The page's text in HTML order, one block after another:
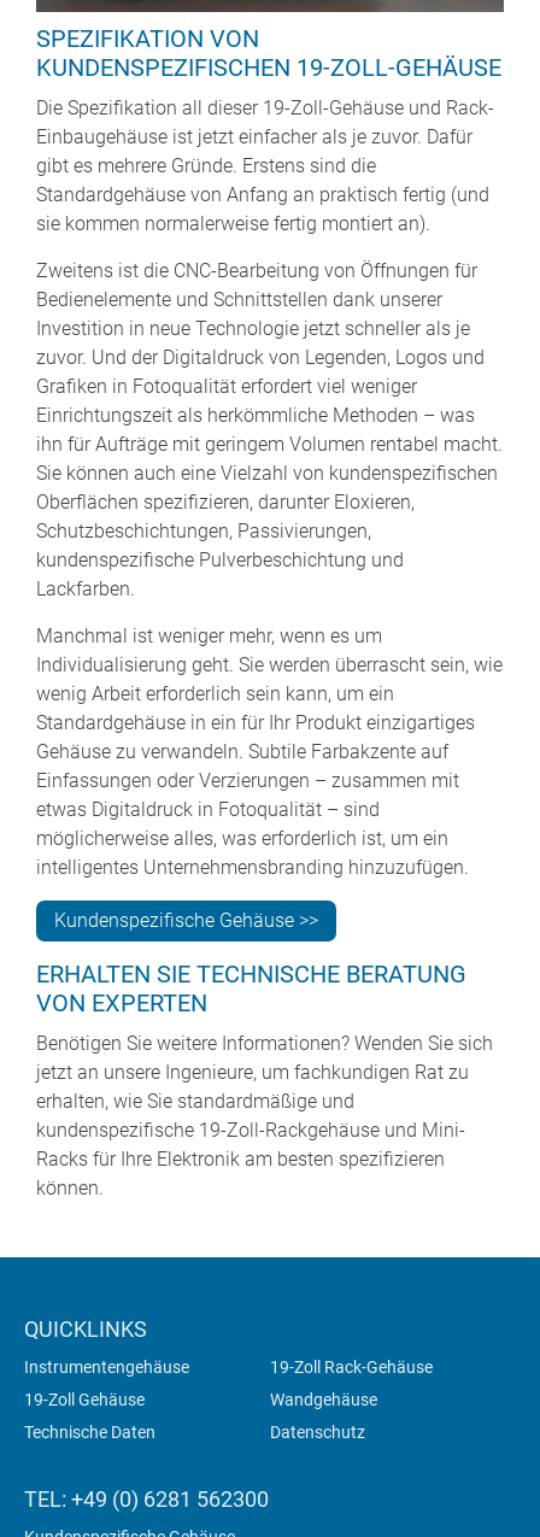
SPEZIFIKATION VON
KUNDENSPEZIFISCHEN 19-ZOLL-GEHÄUSE
Die Spezifikation all dieser 19-Zoll-Gehäuse und Rack-
Einbaugehäuse ist jetzt einfacher als je zuvor. Dafür
gibt es mehrere Gründe. Erstens sind die
Standardgehäuse von Anfang an praktisch fertig (und
sie kommen normalerweise fertig montiert an).
Zweitens ist die CNC-Bearbeitung von Öffnungen für
Bedienelemente und Schnittstellen dank unserer
Investition in neue Technologie jetzt schneller als je
zuvor. Und der Digitaldruck von Legenden, Logos und
Grafiken in Fotoqualität erfordert viel weniger
Einrichtungszeit als herkömmliche Methoden – was
ihn für Aufträge mit geringem Volumen rentabel macht.
Sie können auch eine Vielzahl von kundenspezifischen
Oberflächen spezifizieren, darunter Eloxieren,
Schutzbeschichtungen, Passivierungen,
kundenspezifische Pulverbeschichtung und
Lackfarben.
Manchmal ist weniger mehr, wenn es um
Individualisierung geht. Sie werden überrascht sein, wie
wenig Arbeit erforderlich sein kann, um ein
Standardgehäuse in ein für Ihr Produkt einzigartiges
Gehäuse zu verwandeln. Subtile Farbakzente auf
Einfassungen oder Verzierungen – zusammen mit
etwas Digitaldruck in Fotoqualität – sind
möglicherweise alles, was erforderlich ist, um ein
intelligentes Unternehmensbranding hinzuzufügen.
Kundenspezifische Gehäuse >>
ERHALTEN SIE TECHNISCHE BERATUNG
VON EXPERTEN
Benötigen Sie weitere Informationen? Wenden Sie sich
jetzt an unsere Ingenieure, um fachkundigen Rat zu
erhalten, wie Sie standardmäßige und
kundenspezifische 19-Zoll-Rackgehäuse und Mini-
Racks für Ihre Elektronik am besten spezifizieren
können.
QUICKLINKS
Instrumentengehäuse
19-Zoll Rack-Gehäuse
19-Zoll Gehäuse
Wandgehäuse
Technische Daten
Datenschutz
TEL: +49 (0) 6281 562300